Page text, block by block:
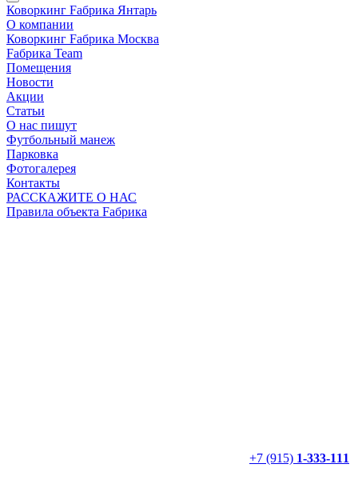
Коворкинг Fабрика Янтарь
О компании
Коворкинг Fабрика Москва
Fабрика Team
Помещения
Новости
Акции
Статьи
О нас пишут
Футбольный манеж
Парковка
Фотогалерея
Контакты
РАССКАЖИТЕ О НАС
Правила объекта Fабрика
+7 (915) 1-333-111